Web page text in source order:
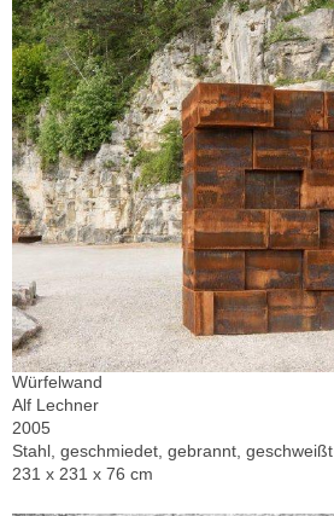
Würfelwand
Alf Lechner
2005
Stahl, geschmiedet, gebrannt, geschweißt
231 x 231 x 76 cm